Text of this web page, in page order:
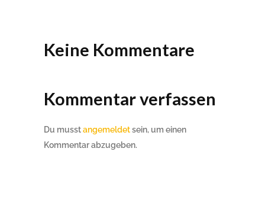
Keine Kommentare
Kommentar verfassen
Du musstangemeldetsein, um einen
Kommentar abzugeben.